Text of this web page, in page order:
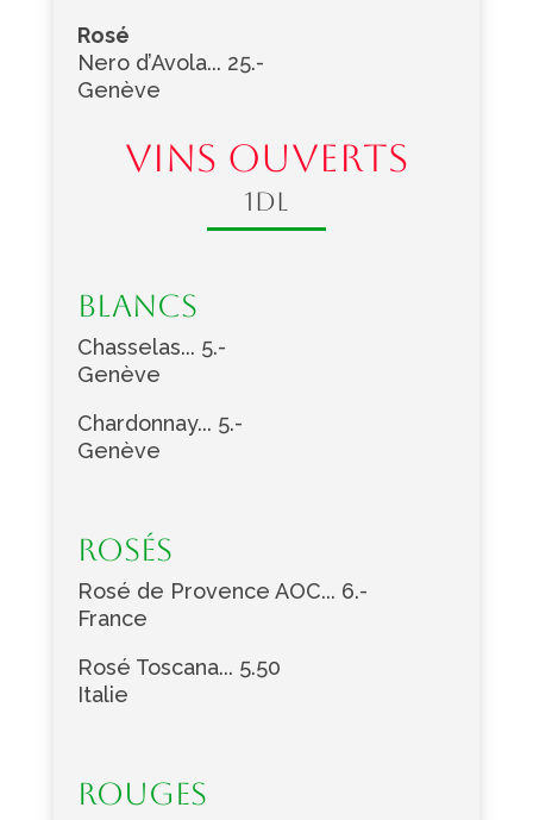
Rosé
Nero d’Avola... 25.-
Genève
VINS OUVERTS
1dl
Blancs
Chasselas... 5.-
Genève
Chardonnay... 5.-
Genève
Rosés
Rosé de Provence AOC... 6.-
France
Rosé Toscana... 5.50
Italie
Rouges